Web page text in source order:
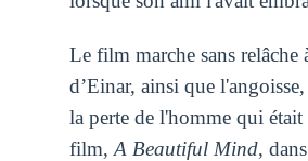
Le film marche sans
d’Einar, ainsi que
la perte de l'homme qui était
film, A Beautiful Mind,